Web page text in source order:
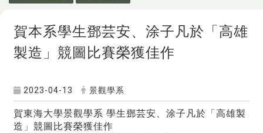
賀本系學生鄧芸安、涂子凡於「高雄
製造」競圖比賽榮獲佳作
2023-04-13 景觀學系
賀東海大學景觀學系 學生鄧芸安、涂子凡於「高雄製
造」競圖比賽榮獲佳作